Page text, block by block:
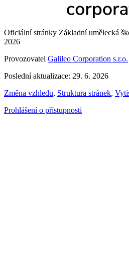
Oficiální stránky Základní umělecká
2026
Provozovatel Galileo Corporation s.r.o.
Poslední aktualizace: 29. 6. 2026
Změna vzhledu, Struktura stránek,
Prohlášení o přístupnosti